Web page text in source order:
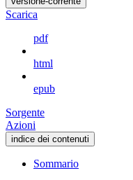
Scarica
pdf
html
epub
Sorgente
Azioni
indice dei contenuti
Sommario